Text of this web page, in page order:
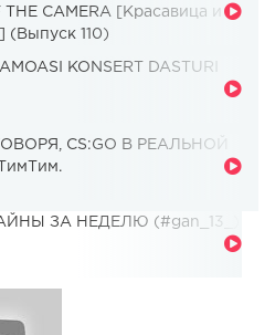
THE CAMERA [Красавица и
(Выпуск 110)
KONSERT DASTURI
CS:GO В РЕАЛЬНОЙ
ЗА НЕДЕЛЮ (#gan_13_)